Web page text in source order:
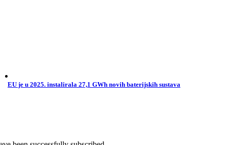
EU je u 2025. instalirala 27,1 GWh novih baterijskih sustava